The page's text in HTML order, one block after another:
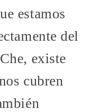
estamos
del
existe
cubren